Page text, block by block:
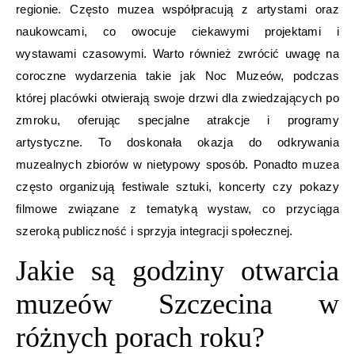
regionie. Często muzea współpracują z artystami oraz
naukowcami, co owocuje ciekawymi projektami i
wystawami czasowymi. Warto również zwrócić uwagę na
coroczne wydarzenia takie jak Noc Muzeów, podczas
której placówki otwierają swoje drzwi dla zwiedzających po
zmroku, oferując specjalne atrakcje i programy
artystyczne. To doskonała okazja do odkrywania
muzealnych zbiorów w nietypowy sposób. Ponadto muzea
często organizują festiwale sztuki, koncerty czy pokazy
filmowe związane z tematyką wystaw, co przyciąga
szeroką publiczność i sprzyja integracji społecznej.
Jakie są godziny otwarcia
muzeów Szczecina w
różnych porach roku?